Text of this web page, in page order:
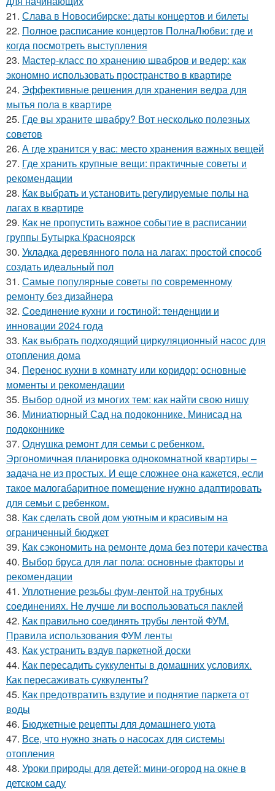
21. Слава в Новосибирске: даты концертов и билеты
22. Полное расписание концертов ПолнаЛюбви: где и
когда посмотреть выступления
23. Мастер-класс по хранению швабров и ведер: как
экономно использовать пространство в квартире
24. Эффективные решения для хранения ведра для
мытья пола в квартире
25. Где вы храните швабру? Вот несколько полезных
советов
26. А где хранится у вас: место хранения важных вещей
27. Где хранить крупные вещи: практичные советы и
рекомендации
28. Как выбрать и установить регулируемые полы на
лагах в квартире
29. Как не пропустить важное событие в расписании
группы Бутырка Красноярск
30. Укладка деревянного пола на лагах: простой способ
создать идеальный пол
31. Самые популярные советы по современному
ремонту без дизайнера
32. Соединение кухни и гостиной: тенденции и
инновации 2024 года
33. Как выбрать подходящий циркуляционный насос для
отопления дома
34. Перенос кухни в комнату или коридор: основные
моменты и рекомендации
35. Выбор одной из многих тем: как найти свою нишу
36. Миниатюрный Сад на подоконнике. Минисад на
подоконнике
37. Однушка ремонт для семьи с ребенком.
Эргономичная планировка однокомнатной квартиры –
задача не из простых. И еще сложнее она кажется, если
такое малогабаритное помещение нужно адаптировать
для семьи с ребенком.
38. Как сделать свой дом уютным и красивым на
ограниченный бюджет
39. Как сэкономить на ремонте дома без потери качества
40. Выбор бруса для лаг пола: основные факторы и
рекомендации
41. Уплотнение резьбы фум-лентой на трубных
соединениях. Не лучше ли воспользоваться паклей
42. Как правильно соединять трубы лентой ФУМ.
Правила использования ФУМ ленты
43. Как устранить вздув паркетной доски
44. Как пересадить суккуленты в домашних условиях.
Как пересаживать суккуленты?
45. Как предотвратить вздутие и поднятие паркета от
воды
46. Бюджетные рецепты для домашнего уюта
47. Все, что нужно знать о насосах для системы
отопления
48. Уроки природы для детей: мини-огород на окне в
детском саду